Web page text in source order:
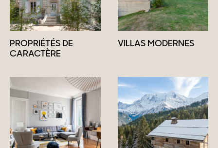
PROPRIÉTÉS DE
CARACTÈRE
VILLAS MODERNES